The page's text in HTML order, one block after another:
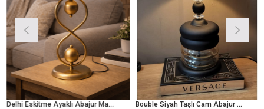
Delhi Eskitme Ayaklı Abajur Masa Lambası Açık Kahve Şapka Salon Yatak Odası Abajur Bouble Siyah Taşlı Cam Abajur Masa Lambası Krem Şapka Salon Yatak Odası Abajur